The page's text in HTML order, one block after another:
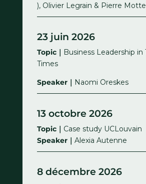
), Olivier Legrain & Pierre
23 juin 2026
Topic｜ Business Leadership
Times
Speaker｜ Naomi Oreskes
13 octobre 2026
Topic｜ Case study UCLouvain
Speaker｜ Alexia Autenne
8 décembre 2026